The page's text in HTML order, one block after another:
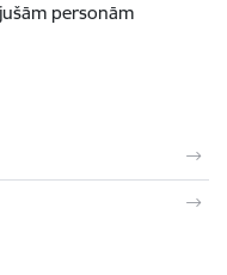
personām